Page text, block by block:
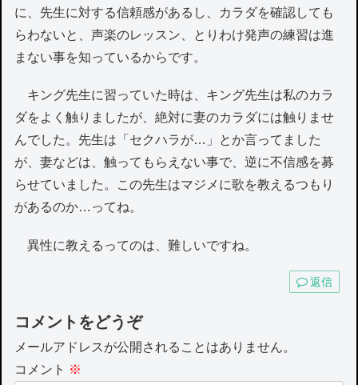
に、先生に対する信頼感があるし、カラダを確認しても
らわないと、声楽のレッスン、とりわけ発声の練習は進
まない事を知っているからです。
キング先生に習っていた時は、キング先生は私のカラ
ダをよく触りましたが、絶対に妻のカラダには触りませ
んでした。先生は「セクハラが…」とか言ってました
が、妻などは、触ってもらえない事で、逆に不信感を募
らせていました。この先生はマジメに歌を教えるつもり
があるのか…ってね。
異性に教えるってのは、難しいですね。
返信
コメントをどうぞ
メールアドレスが公開されることはありません。
コメント ※